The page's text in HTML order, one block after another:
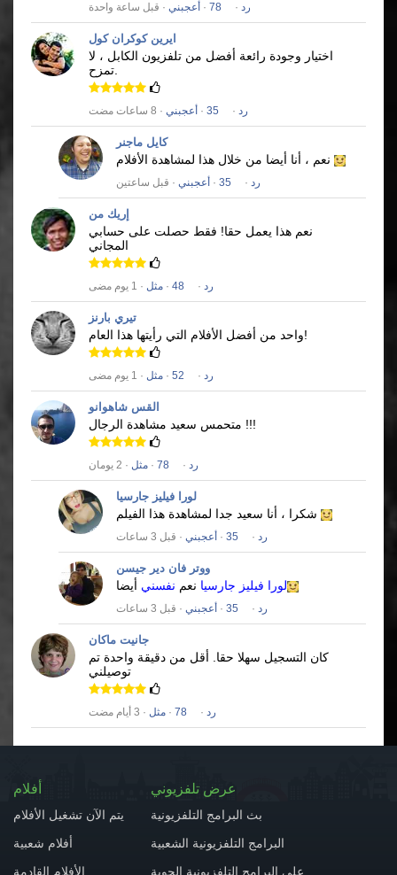
رد ·
78
· أعجبني · قبل ساعة واحدة
ايرين كوكران كول
اختيار وجودة رائعة أفضل من تلفزيون الكابل ، لا
تمزح.
رد ·
35
· أعجبني · 8 ساعات مضت
كايل ماجنر
رد ·
35
· أعجبني · قبل ساعتين
إريك من
نعم هذا يعمل حقا! فقط حصلت على حسابي
المجاني
رد ·
48
· مثل · 1 يوم مضى
تيري بارنز
واحد من أفضل الأفلام التي رأيتها هذا العام!
رد ·
52
· مثل · 1 يوم مضى
القس شاهوانو
متحمس سعيد مشاهدة الرجال !!!
رد ·
78
· مثل · 2 يومان
لورا فيليز جارسيا
رد ·
35
· أعجبني · قبل 3 ساعات
ووتر فان دير جيسن
لورا فيليز جارسيا نعم نفسني أيضا
رد ·
35
· أعجبني · قبل 3 ساعات
جانيت ماكان
كان التسجيل سهلا حقا. أقل من دقيقة واحدة تم
توصيلني
رد ·
78
· مثل · 3 أيام مضت
أفلام
يتم الآن تشغيل الأفلام
أفلام شعبية
الأفلام القادمة
عرض تلفزيوني
بث البرامج التلفزيونية
البرامج التلفزيونية الشعبية
على البرامج التلفزيونية الجوية